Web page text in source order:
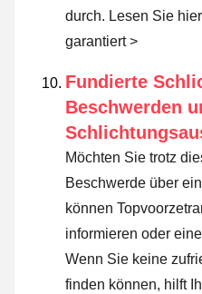
durch. Lesen Sie
garantiert >
Fundierte
Beschwerden
Möchten Sie trotz
Beschwerde über
können
informieren oder
Wenn Sie keine
finden können, hilft